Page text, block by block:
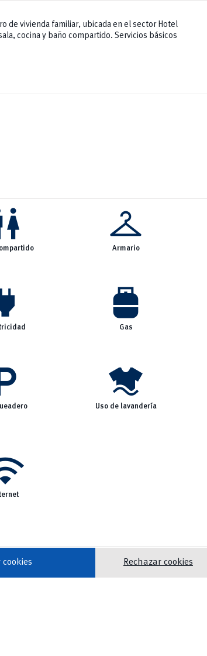
de vivienda familiar, ubicada en el sector Hotel
cocina y baño compartido. Servicios básicos
checkroom
Armario
propane_tank
Gas
laundry
Uso de lavandería
cookies Rechazar cookies